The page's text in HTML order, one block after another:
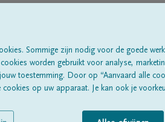
Sommige zijn nodig voor de goede
worden gebruikt voor analyse,
toestemming. Door op “Aanvaard alle
op uw apparaat. Je kan ook je